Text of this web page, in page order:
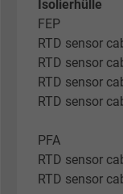
Isolierhülle
FEP
RTD sensor
RTD sensor
RTD sensor
RTD sensor
PFA
RTD sensor
RTD sensor